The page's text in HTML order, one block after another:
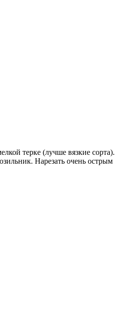
терке (лучше вязкие сорта).
Нарезать очень острым